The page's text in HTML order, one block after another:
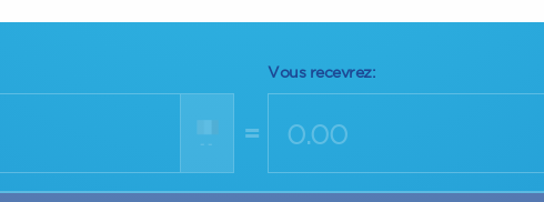
Vous recevrez:
-- =